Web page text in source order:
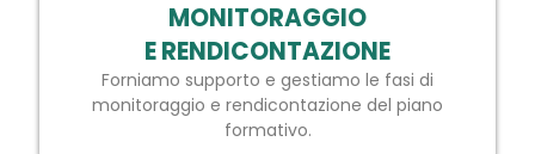
MONITORAGGIO
E RENDICONTAZIONE
Forniamo supporto e gestiamo le fasi di
monitoraggio e rendicontazione del piano
formativo.